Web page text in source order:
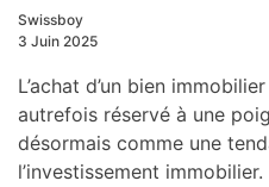
Swissboy
3 Juin 2025
L’achat d’un bien
autrefois réservé à une
désormais comme une
l’investissement